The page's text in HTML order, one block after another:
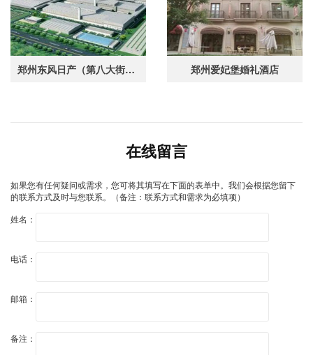
郑州东风日产（第八大街厂区食堂) 郑州爱妃堡婚礼酒店
在线留言
如果您有任何疑问或需求，您可将其填写在下面的表单中。我们会根据您留下
的联系方式及时与您联系。（备注：联系方式和需求为必填项）
姓名：
电话：
邮箱：
备注：